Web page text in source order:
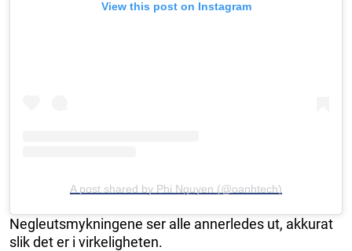
View this post on Instagram
A post shared by Phi Nguyen (@oanhtech)
Negleutsmykningene ser alle annerledes ut, akkurat
slik det er i virkeligheten.